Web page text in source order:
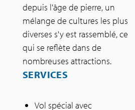
depuis l'âge de pierre, un
mélange de cultures les plus
diverses s'y est rassemblé, ce
qui se reflète dans de
nombreuses attractions.
SERVICES
Vol spécial avec